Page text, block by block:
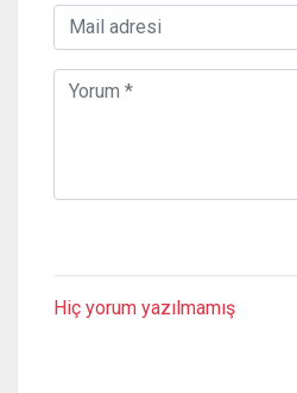
Hiç yorum yazılmamış